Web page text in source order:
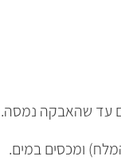
עד שהאבקה נמסה.
ומכסים במים.